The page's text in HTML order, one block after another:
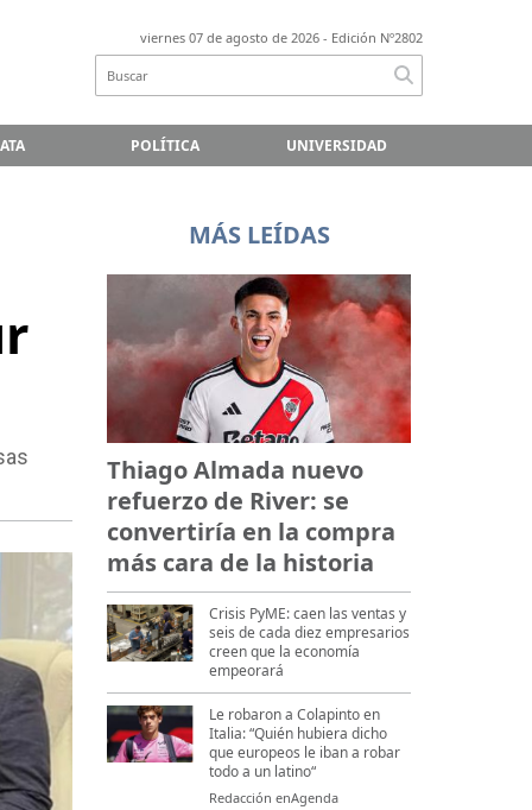
viernes 07 de agosto de 2026 - Edición Nº2802
POLÍTICA UNIVERSIDAD
MÁS LEÍDAS
Thiago Almada nuevo
refuerzo de River: se
convertiría en la compra
más cara de la historia
Crisis PyME: caen las ventas y
seis de cada diez empresarios
creen que la economía
empeorará
Le robaron a Colapinto en
Italia: “Quién hubiera dicho
que europeos le iban a robar
todo a un latino“
Redacción enAgenda